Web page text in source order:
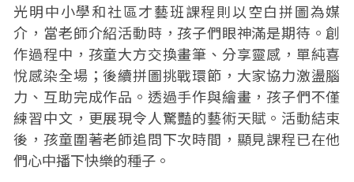
光明中小學和社區才藝班課程則以空白拼圖為媒
介，當老師介紹活動時，孩子們眼神滿是期待。創
作過程中，孩童大方交換畫筆、分享靈感，單純喜
悅感染全場；後續拼圖挑戰環節，大家協力激盪腦
力、互助完成作品。透過手作與繪畫，孩子們不僅
練習中文，更展現令人驚豔的藝術天賦。活動結束
後，孩童圍著老師追問下次時間，顯見課程已在他
們心中播下快樂的種子。